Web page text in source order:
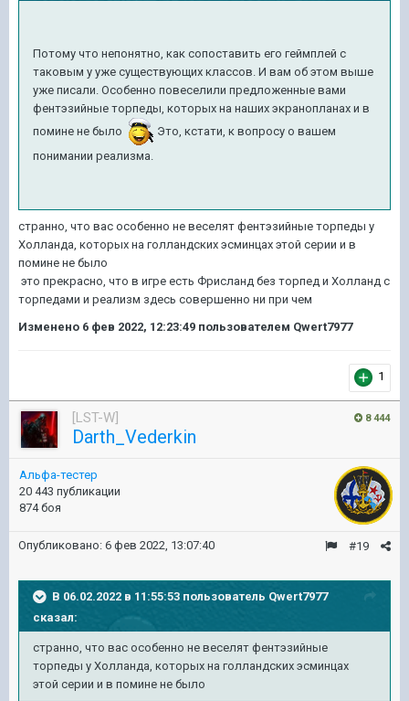
Потому что непонятно, как сопоставить его геймплей с
таковым у уже существующих классов. И вам об этом выше
уже писали. Особенно повеселили предложенные вами
фентэзийные торпеды, которых на наших экранопланах и в
помине не было
Это, кстати, к вопросу о вашем
понимании реализма.
странно, что вас особенно не веселят фентэзийные торпеды у
Холланда, которых на голландских эсминцах этой серии и в
помине не было
это прекрасно, что в игре есть Фрисланд без торпед и Холланд с
торпедами и реализм здесь совершенно ни при чем
Изменено 6 фев 2022, 12:23:49 пользователем Qwert7977
1
8 444
[LST-W]
Darth_Vederkin
Альфа-тестер
20 443 публикации
874 боя
#19
Опубликовано: 6 фев 2022, 13:07:40
В 06.02.2022 в 11:55:53 пользователь Qwert7977
сказал:
странно, что вас особенно не веселят фентэзийные
торпеды у Холланда, которых на голландских эсминцах
этой серии и в помине не было